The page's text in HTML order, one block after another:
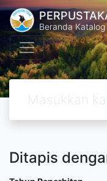
Beranda
Ditapis